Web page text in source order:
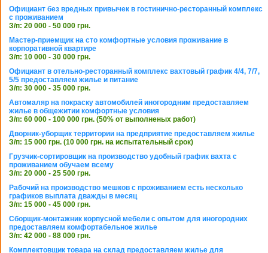
Официант без вредных привычек в гостинично-ресторанный комплекс
с проживанием
З/п: 20 000 - 50 000 грн.
Мастер-приемщик на сто комфортные условия проживание в
корпоративной квартире
З/п: 10 000 - 30 000 грн.
Официант в отельно-ресторанный комплекс вахтовый график 4/4, 7/7,
5/5 предоставляем жилье и питание
З/п: 30 000 - 35 000 грн.
Автомаляр на покраску автомобилей иногородним предоставляем
жилье в общежитии комфортные условия
З/п: 60 000 - 100 000 грн. (50% от выполненых работ)
Дворник-уборщик территории на предприятие предоставляем жилье
З/п: 15 000 грн. (10 000 грн. на испытательный срок)
Грузчик-сортировщик на производство удобный график вахта с
проживанием обучаем всему
З/п: 20 000 - 25 500 грн.
Рабочий на производство мешков с проживанием есть несколько
графиков выплата дважды в месяц
З/п: 15 000 - 45 000 грн.
Сборщик-монтажник корпусной мебели с опытом для иногородних
предоставляем комфортабельное жилье
З/п: 42 000 - 88 000 грн.
Комплектовщик товара на склад предоставляем жилье для